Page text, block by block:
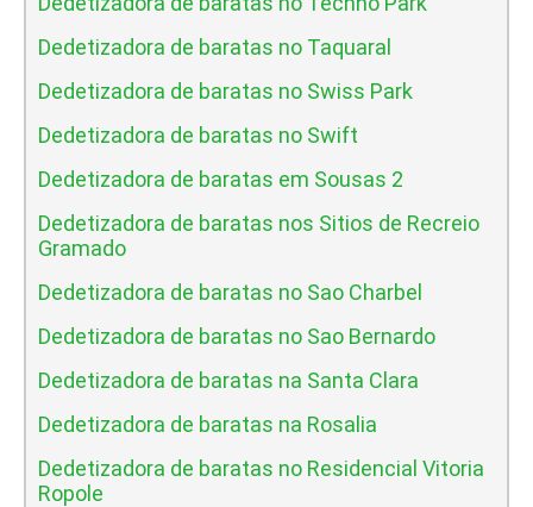
Dedetizadora de baratas no Taquaral
Dedetizadora de baratas no Swiss Park
Dedetizadora de baratas no Swift
Dedetizadora de baratas em Sousas 2
Dedetizadora de baratas nos Sitios de Recreio
Gramado
Dedetizadora de baratas no Sao Charbel
Dedetizadora de baratas no Sao Bernardo
Dedetizadora de baratas na Santa Clara
Dedetizadora de baratas na Rosalia
Dedetizadora de baratas no Residencial Vitoria
Ropole